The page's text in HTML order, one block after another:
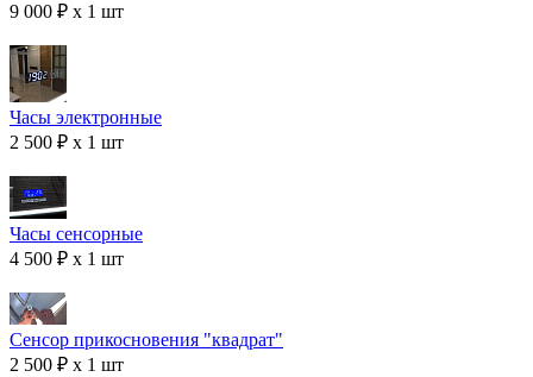
9 000 ₽ x 1 шт
Часы электронные
2 500 ₽ x 1 шт
Часы сенсорные
4 500 ₽ x 1 шт
Сенсор прикосновения "квадрат"
2 500 ₽ x 1 шт